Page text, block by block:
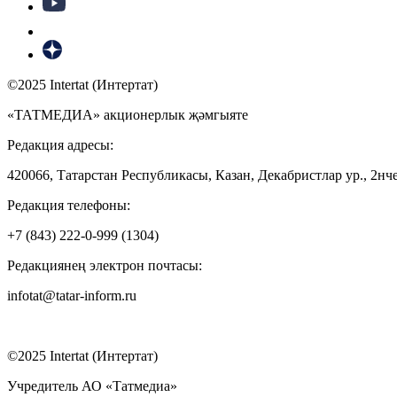
©2025 Intertat (Интертат)
«ТАТМЕДИА» акционерлык җәмгыяте
Редакция адресы:
420066, Татарстан Республикасы, Казан, Декабристлар ур.,
Редакция телефоны:
+7 (843) 222-0-999 (1304)
Редакциянең электрон почтасы:
infotat@tatar-inform.ru
©2025 Intertat (Интертат)
Учредитель АО «Татмедиа»